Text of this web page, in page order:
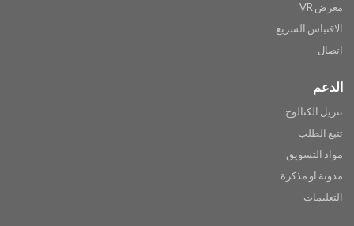
معرض VR
الاقتباس السريع
اتصال
الدعم
تنزيل الكتالوج
تتبع الطلب
مواد التسويق
مدونة او مذكرة
التعليمات